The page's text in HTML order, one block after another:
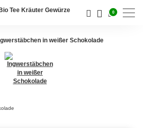
0
in weißer Schokolade